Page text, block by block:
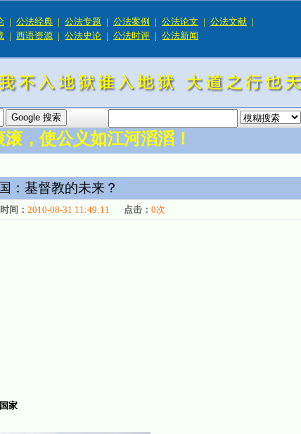
| 公法经典 | 公法专题 | 公法案例 | 公法论文 | 公法文献 |
| 西语资源 | 公法史论 | 公法时评 | 公法新闻
，使公义如江河滔滔！
：基督教的未来？
时间： 2010-08-31 11:49:11 点击： 0次
家